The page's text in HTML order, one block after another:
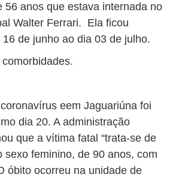
56 anos que estava internada no
Walter Ferrari. Ela ficou
de junho ao dia 03 de julho.
eem Jaguariúna foi
dia 20. A administração
que a vítima fatal “trata-se de
sexo feminino, de 90 anos, com
óbito ocorreu na unidade de